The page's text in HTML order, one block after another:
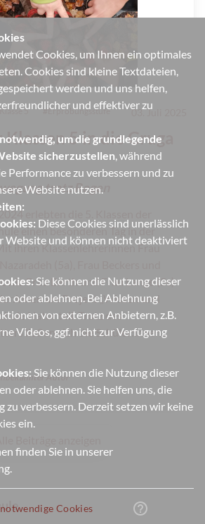
Cookies, um Ihnen ein optimales
Cookies sind kleine Textdateien,
werden und uns helfen,
und effektiver zu
um die grundlegende
sicherzustellen, während
Performance zu verbessern und zu
Website nutzen.
Diese Cookies sind unerlässlich
Website und können nicht deaktiviert
Sie können die Nutzung dieser
oder ablehnen. Bei Ablehnung
von externen Anbietern, z.B.
Videos, ggf. nicht zur Verfügung
Sie können die Nutzung dieser
oder ablehnen. Sie helfen uns, die
zu verbessern. Derzeit setzen wir keine
ein.
finden Sie in unserer
.
notwendige Cookies help_outline
Klasse 5 #Erprobungsstufe 03. Juli 2025
5 in die Gruga
trotz Regen
erlebten die 5. Klassen der
einen besonderen Tag in der
ihren Klassenlehrerinnen Frau
(5a), Frau Beckers und
Frau Barth und Frau Lange (5c)
am Projekt „Wissen und
Natur teil. Trotz des
ließen sich die Schüler:innen...
Autor